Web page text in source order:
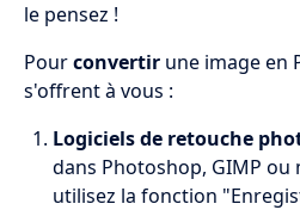
le pensez !
Pourconvertir une image en
s'offrent à vous :
Logiciels de retouche
dans Photoshop, GIMP ou
utilisez la fonction